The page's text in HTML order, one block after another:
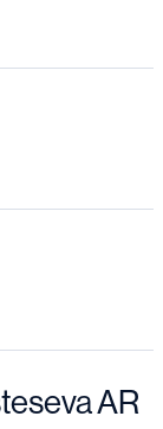
AR